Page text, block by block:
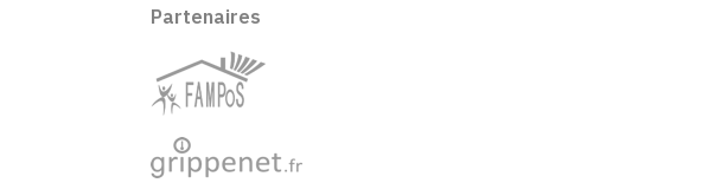
Partenaires